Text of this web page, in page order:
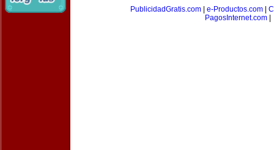
PublicidadGratis.com
e-Productos.com
PagosInternet.com